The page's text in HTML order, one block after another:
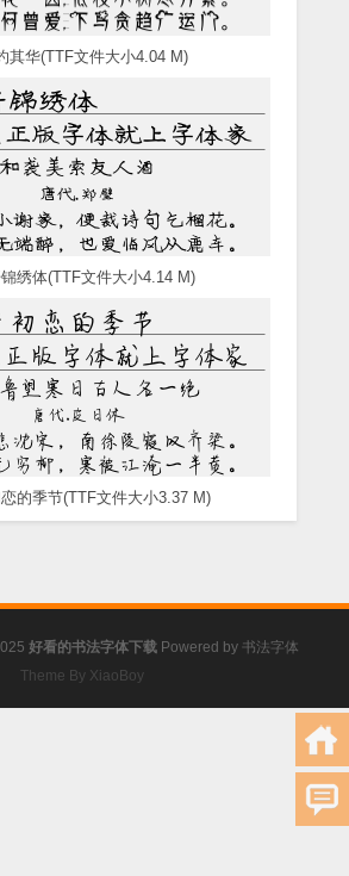
其华(TTF文件大小4.04 M)
绣体(TTF文件大小4.14 M)
的季节(TTF文件大小3.37 M)
好看的书法字体下载 Powered by 书法字体
Theme By XiaoBoy